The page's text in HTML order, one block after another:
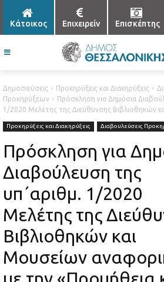
Κάτοικος Επιχειρείν Επισκέπτης
Δημοσιεύσεις Προκηρύξεις και Διακηρύξεις
Προκηρύξεων
Πρόσκληση για Δημόσια
1/2020 Μελέτης της Διεύθυνσης Βιβλιοθηκών
Προκηρύξεις και Διακηρύξεις Διαβουλεύσεις
Πρόσκληση για
Διαβούλευση της
υπ΄αριθμ. 1/2020
Μελέτης της
Βιβλιοθηκών και
Μουσείων